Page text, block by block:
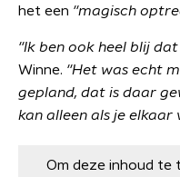
het een ''magisch
''Ik ben ook heel blij
Winne. ''Het was echt
gepland, dat is daar
kan alleen als je elkaar
Om deze inhoud te